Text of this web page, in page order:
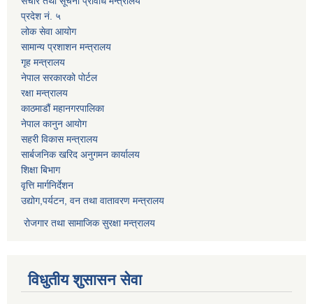
प्रदेश नं. ५
लोक सेवा आयोग
सामान्य प्रशाशन मन्त्रालय
गृह मन्त्रालय
नेपाल सरकारको पोर्टल
रक्षा मन्त्रालय
काठमाडौं महानगरपालिका
नेपाल कानुन आयोग
सहरी विकास मन्त्रालय
सार्बजनिक खरिद अनुगमन कार्यालय
शिक्षा बिभाग
वृत्ति मार्गनिर्देशन
उद्योग,पर्यटन, वन तथा वातावरण मन्त्रालय
रोजगार तथा सामाजिक सुरक्षा मन्त्रालय
विधुतीय शुसासन सेवा